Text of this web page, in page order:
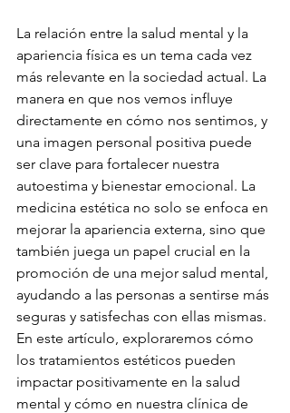
La relación entre la salud mental y la
apariencia física es un tema cada vez
más relevante en la sociedad actual. La
manera en que nos vemos influye
directamente en cómo nos sentimos, y
una imagen personal positiva puede
ser clave para fortalecer nuestra
autoestima y bienestar emocional. La
medicina estética no solo se enfoca en
mejorar la apariencia externa, sino que
también juega un papel crucial en la
promoción de una mejor salud mental,
ayudando a las personas a sentirse más
seguras y satisfechas con ellas mismas.
En este artículo, exploraremos cómo
los tratamientos estéticos pueden
impactar positivamente en la salud
mental y cómo en nuestra clínica de